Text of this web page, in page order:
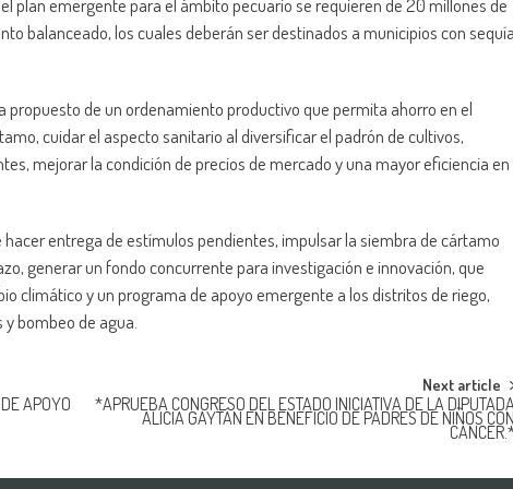
plan emergente para el ámbito pecuario se requieren de 20 millones de
balanceado, los cuales deberán ser destinados a municipios con sequía
propuesto de un ordenamiento productivo que permita ahorro en el
cuidar el aspecto sanitario al diversificar el padrón de cultivos,
mejorar la condición de precios de mercado y una mayor eficiencia en
entrega de estímulos pendientes, impulsar la siembra de cártamo
generar un fondo concurrente para investigación e innovación, que
climático y un programa de apoyo emergente a los distritos de riego,
bombeo de agua.
APOYO
Next article
*APRUEBA CONGRESO DEL ESTADO INICIATIVA DE LA
ALICIA GAYTÁN EN BENEFICIO DE PADRES DE NIÑOS CON